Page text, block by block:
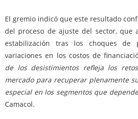
El gremio indicó que este resultado
del proceso de ajuste del sector, que
estabilización tras los choques de
variaciones en los costos de
de los desistimientos refleja los
mercado para recuperar plenamente
especial en los segmentos que
Camacol.